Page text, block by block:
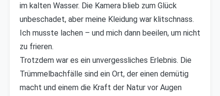
im kalten Wasser. Die Kamera blieb zum Glück
unbeschadet, aber meine Kleidung war klitschnass.
Ich musste lachen – und mich dann beeilen, um nicht
zu frieren.
Trotzdem war es ein unvergessliches Erlebnis. Die
Trümmelbachfälle sind ein Ort, der einen demütig
macht und einem die Kraft der Natur vor Augen